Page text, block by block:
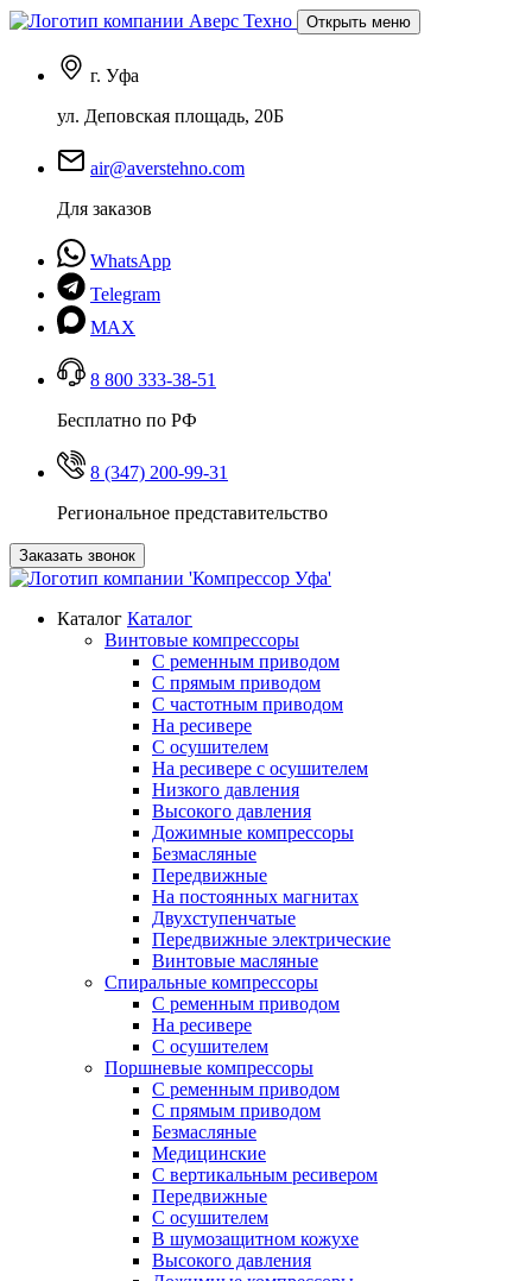
Открыть меню
г. Уфа
ул. Деповская площадь, 20Б
air@averstehno.com
Для заказов
WhatsApp
Telegram
MAX
8 800 333-38-51
Бесплатно по РФ
8 (347) 200-99-31
Региональное представительство
Заказать звонок
Каталог Каталог
Винтовые компрессоры
С ременным приводом
С прямым приводом
С частотным приводом
На ресивере
С осушителем
На ресивере с осушителем
Низкого давления
Высокого давления
Дожимные компрессоры
Безмасляные
Передвижные
На постоянных магнитах
Двухступенчатые
Передвижные электрические
Винтовые масляные
Спиральные компрессоры
С ременным приводом
На ресивере
С осушителем
Поршневые компрессоры
С ременным приводом
С прямым приводом
Безмасляные
Медицинские
С вертикальным ресивером
Передвижные
С осушителем
В шумозащитном кожухе
Высокого давления